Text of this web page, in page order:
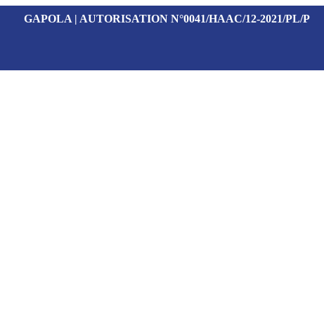
GAPOLA | AUTORISATION N°0041/HAAC/12-2021/PL/P